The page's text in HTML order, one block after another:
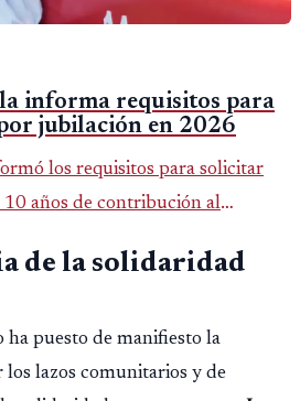
informa requisitos para
jubilación en 2026
los requisitos para solicitar
años de contribución al
de la solidaridad
ha puesto de manifiesto la
los lazos comunitarios y de